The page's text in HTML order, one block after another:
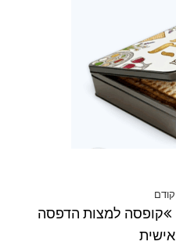
הפוסט
הקודם
קודם
קופסה למצות הדפסה
אישית